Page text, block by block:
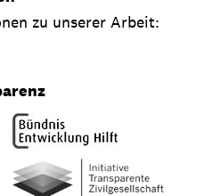
zu unserer Arbeit: